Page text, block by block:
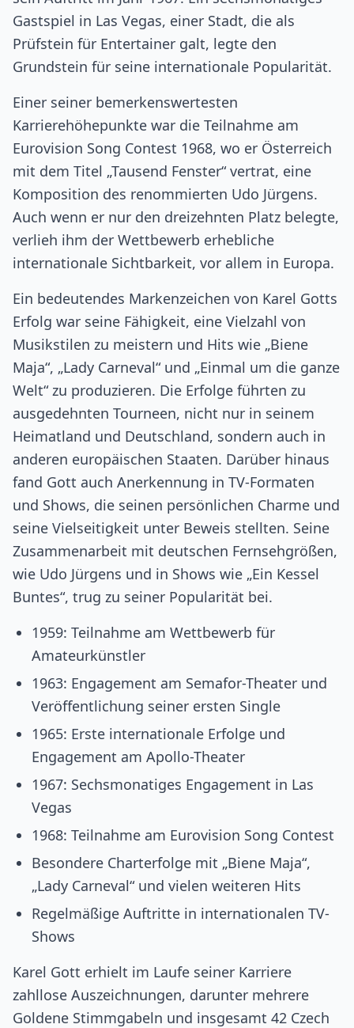
Gastspiel in Las Vegas, einer Stadt, die als
Prüfstein für Entertainer galt, legte den
Grundstein für seine internationale Popularität.
Einer seiner bemerkenswertesten
Karrierehöhepunkte war die Teilnahme am
Eurovision Song Contest 1968, wo er Österreich
mit dem Titel „Tausend Fenster“ vertrat, eine
Komposition des renommierten Udo Jürgens.
Auch wenn er nur den dreizehnten Platz belegte,
verlieh ihm der Wettbewerb erhebliche
internationale Sichtbarkeit, vor allem in Europa.
Ein bedeutendes Markenzeichen von Karel Gotts
Erfolg war seine Fähigkeit, eine Vielzahl von
Musikstilen zu meistern und Hits wie „Biene
Maja“, „Lady Carneval“ und „Einmal um die ganze
Welt“ zu produzieren. Die Erfolge führten zu
ausgedehnten Tourneen, nicht nur in seinem
Heimatland und Deutschland, sondern auch in
anderen europäischen Staaten. Darüber hinaus
fand Gott auch Anerkennung in TV-Formaten
und Shows, die seinen persönlichen Charme und
seine Vielseitigkeit unter Beweis stellten. Seine
Zusammenarbeit mit deutschen Fernsehgrößen,
wie Udo Jürgens und in Shows wie „Ein Kessel
Buntes“, trug zu seiner Popularität bei.
1959: Teilnahme am Wettbewerb für
Amateurkünstler
1963: Engagement am Semafor-Theater und
Veröffentlichung seiner ersten Single
1965: Erste internationale Erfolge und
Engagement am Apollo-Theater
1967: Sechsmonatiges Engagement in Las
Vegas
1968: Teilnahme am Eurovision Song Contest
Besondere Charterfolge mit „Biene Maja“,
„Lady Carneval“ und vielen weiteren Hits
Regelmäßige Auftritte in internationalen TV-
Shows
Karel Gott erhielt im Laufe seiner Karriere
zahllose Auszeichnungen, darunter mehrere
Goldene Stimmgabeln und insgesamt 42 Czech